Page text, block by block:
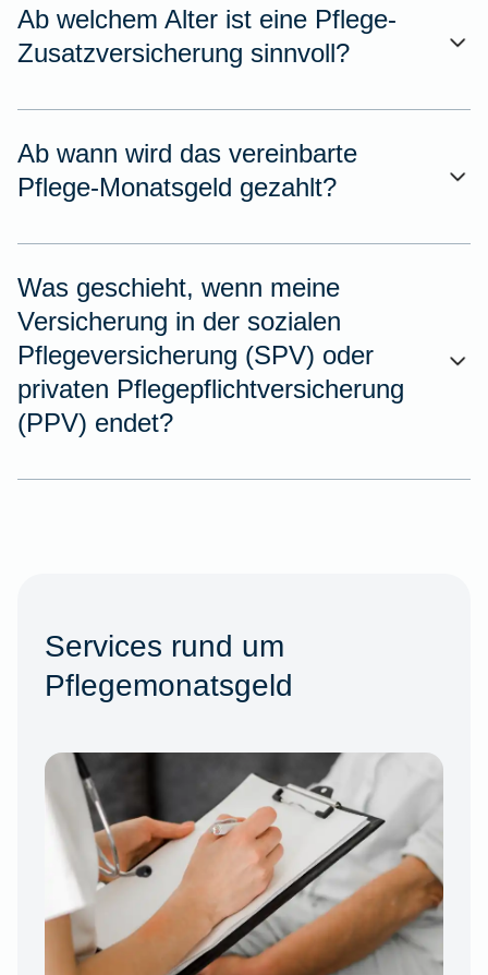
Ab welchem Alter ist eine Pflege-
Zusatzversicherung sinnvoll?
Ab wann wird das vereinbarte
Pflege-Monatsgeld gezahlt?
Was geschieht, wenn meine
Versicherung in der sozialen
Pflegeversicherung (SPV) oder
privaten Pflegepflichtversicherung
(PPV) endet?
Services rund um
Pflegemonatsgeld